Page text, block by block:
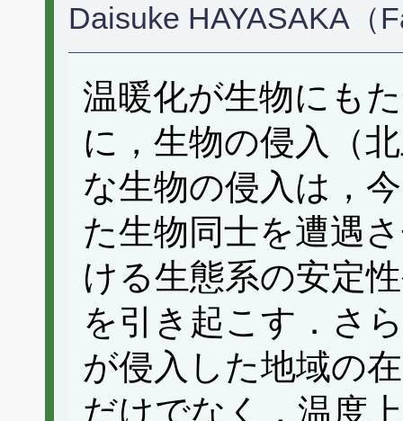
Daisuke HAYASAKA（
温暖化が生物にも
に，生物の侵入（
な生物の侵入は，
た生物同士を遭遇
ける生態系の安定
を引き起こす．さ
が侵入した地域の
だけでなく，温度